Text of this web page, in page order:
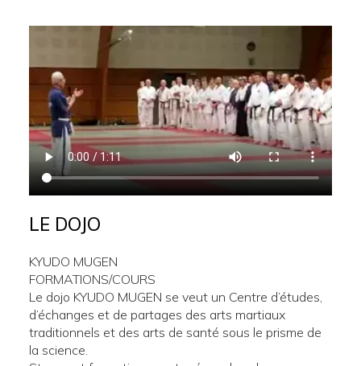
LE DOJO
KYUDO MUGEN
FORMATIONS/COURS
Le dojo KYUDO MUGEN se veut un Centre d’études,
d’échanges et de partages des arts martiaux
traditionnels et des arts de santé sous le prisme de
la science.